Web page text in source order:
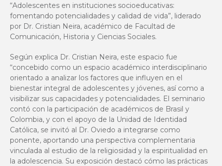
“Adolescentes en instituciones socioeducativas:
fomentando potencialidades y calidad de vida”, liderado
por Dr. Cristian Neira, académico de Facultad de
Comunicación, Historia y Ciencias Sociales.
Según explica Dr. Cristian Neira, este espacio fue
“concebido como un espacio académico interdisciplinario
orientado a analizar los factores que influyen en el
bienestar integral de adolescentes y jóvenes, así como a
visibilizar sus capacidades y potencialidades. El seminario
contó con la participación de académicos de Brasil y
Colombia, y con el apoyo de la Unidad de Identidad
Católica, se invitó al Dr. Oviedo a integrarse como
ponente, aportando una perspectiva complementaria
vinculada al estudio de la religiosidad y la espiritualidad en
la adolescencia. Su exposición destacó cómo las prácticas